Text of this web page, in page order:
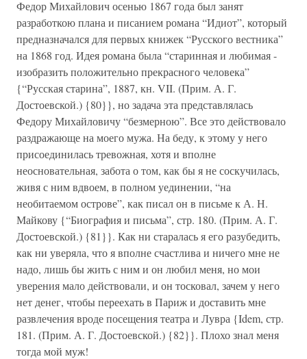
Федор Михайлович осенью 1867 года был занят
разработкою плана и писанием романа “Идиот”, который
предназначался для первых книжек “Русского вестника”
на 1868 год. Идея романа была “старинная и любимая -
изобразить положительно прекрасного человека”
{“Русская старина”, 1887, кн. VII. (Прим. А. Г.
Достоевской.) {80}}, но задача эта представлялась
Федору Михайловичу “безмерною”. Все это действовало
раздражающе на моего мужа. На беду, к этому у него
присоединилась тревожная, хотя и вполне
неосновательная, забота о том, как бы я не соскучилась,
живя с ним вдвоем, в полном уединении, “на
необитаемом острове”, как писал он в письме к А. Н.
Майкову {“Биография и письма”, стр. 180. (Прим. А. Г.
Достоевской.) {81}}. Как ни старалась я его разубедить,
как ни уверяла, что я вполне счастлива и ничего мне не
надо, лишь бы жить с ним и он любил меня, но мои
уверения мало действовали, и он тосковал, зачем у него
нет денег, чтобы переехать в Париж и доставить мне
развлечения вроде посещения театра и Лувра {Idem, стр.
181. (Прим. А. Г. Достоевской.) {82}}. Плохо знал меня
тогда мой муж!